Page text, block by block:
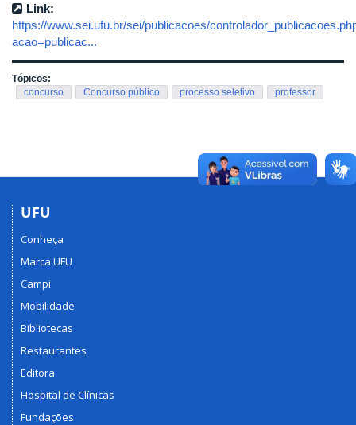
Link:
https://www.sei.ufu.br/sei/publicacoes/
acao=publicac...
Tópicos:
concurso
Concurso público processo seletivo professor
UFU
Conheça
Marca UFU
Campi
Mobilidade
Bibliotecas
Restaurantes
Editora
Hospital de Clínicas
Fundações